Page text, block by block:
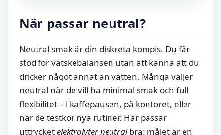
När passar neutral?
Neutral smak är din diskreta kompis. Du får
stöd för vätskebalansen utan att känna att du
dricker något annat än vatten. Många väljer
neutral när de vill ha minimal smak och full
flexibilitet – i kaffepausen, på kontoret, eller
när de testkör nya rutiner. Här passar
uttrycketelektrolyter neutralbra: målet är en